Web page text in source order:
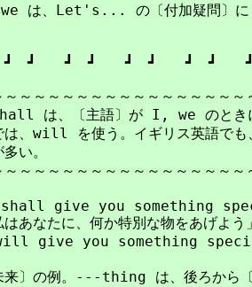
、Let's... の〔付加疑問〕にも
┛　┛　　┛　┛　　┛　┛　　┛
～～～～～～～～～～～～～～
〔主語〕が I, we のときに使
を使う。イギリス英語でも
。
～～～～～～～～～～～～～～
give you something
たに、何か特別な物をあげよう
you something
〕の例。---thing は、後ろから〔